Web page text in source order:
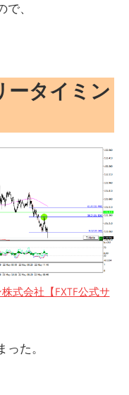
、
ータイミン
式会社【FXTF公式サ
た。